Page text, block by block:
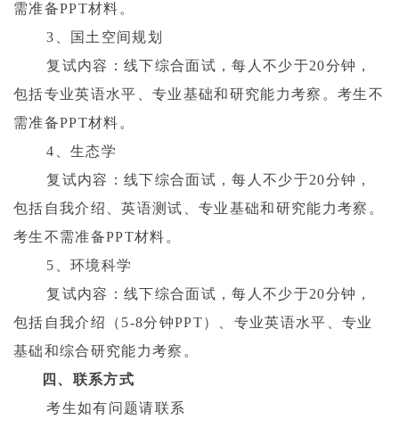
需准备PPT材料。
3 、国土空间规划
复试内容：线下综合面试，每人不少于20分钟，
包括专业英语水平、专业基础和研究能力考察。考生不
需准备PPT材料。
4 、生态学
复试内容：线下综合面试，每人不少于20分钟，
包括自我介绍、英语测试、专业基础和研究能力考察。
考生不需准备PPT材料。
5 、环境科学
复试内容：线下综合面试，每人不少于20分钟，
包括自我介绍（ 5-8分钟PPT）、专业英语水平、专业
基础和综合研究能力考察。
四、 联系方式
考生如有问题请联系